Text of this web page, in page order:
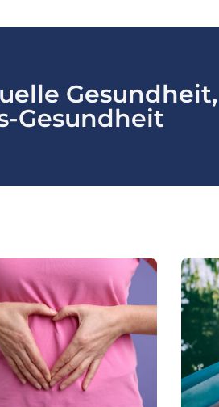
Gesundheit,
Gesundheit